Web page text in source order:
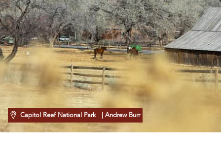
Capitol Reef National Park | Andrew Burr